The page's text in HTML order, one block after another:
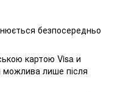
безпосередньо
картою Visa и
можлива лише після